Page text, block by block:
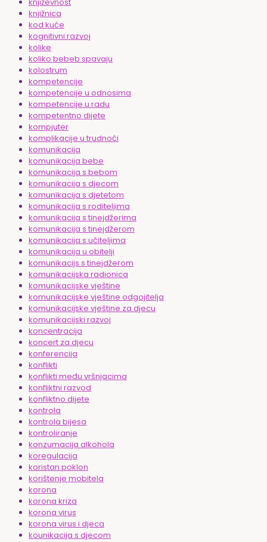
knjižnica
kod kuće
kognitivni razvoj
kolike
koliko bebeb spavaju
kolostrum
kompetencije
kompetencije u odnosima
kompetencije u radu
kompetentno dijete
kompjuter
komplikacije u trudnoći
komunikacija
komunikacija bebe
komunikacija s bebom
komunikacija s djecom
komunikacija s djetetom
komunikacija s roditeljima
komunikacija s tinejdžerima
komunikacija s tinejdžerom
komunikacija s učiteljima
komunikacija u obitelji
komunikacijs s tinejdžerom
komunikacijska radionica
komunikacijske vještine
komunikacijske vještine odgojitelja
komunikacijske vještine za djecu
komunikacijski razvoj
koncentracija
koncert za djecu
konferencija
konflikti
konflikti među vršnjacima
konfliktni razvod
konfliktno dijete
kontrola
kontrola bijesa
kontroliranje
konzumacija alkohola
koregulacija
koristan poklon
korištenje mobitela
korona
korona kriza
korona virus
korona virus i djeca
kounikacija s djecom